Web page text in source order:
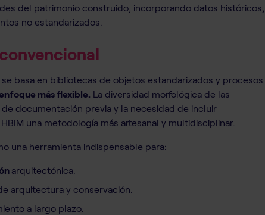
del patrimonio construido, incorporando datos históricos,
no estandarizados.
basa en bibliotecas de objetos estandarizados y procesos
más flexible. La diversidad morfológica de las
documentación previa y la necesidad de incluir
una metodología más artesanal y multidisciplinar.
una herramienta indispensable para:
arquitectónica.
arquitectura y conservación.
a largo plazo.